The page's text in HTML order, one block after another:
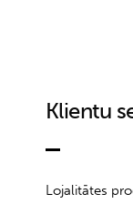
Klientu
Lojalitātes